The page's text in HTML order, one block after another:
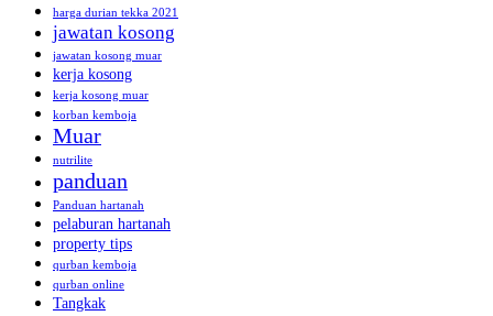
harga durian tekka 2021
jawatan kosong
jawatan kosong muar
kerja kosong
kerja kosong muar
korban kemboja
Muar
nutrilite
panduan
Panduan hartanah
pelaburan hartanah
property tips
qurban kemboja
qurban online
Tangkak